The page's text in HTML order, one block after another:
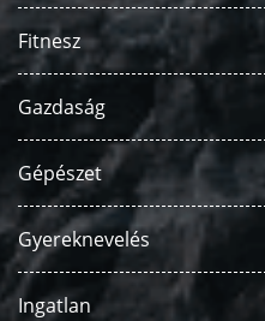
Fitnesz
Gazdaság
Gépészet
Gyereknevelés
Ingatlan